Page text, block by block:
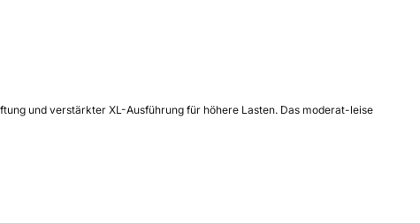
und verstärkter XL-Ausführung für höhere Lasten. Das moderat-leise